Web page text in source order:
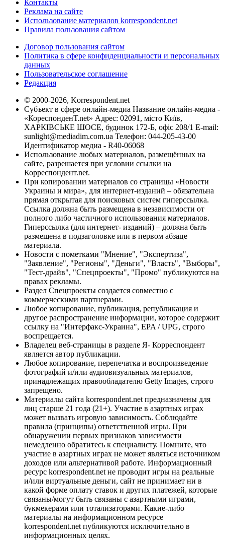
Контакты
Реклама на сайте
Использование материалов korrespondent.net
Правила пользования сайтом
Договор пользования сайтом
Политика в сфере конфиденциальности и персональных
данных
Пользовательское соглашение
Редакция
© 2000-2026, Korrespondent.net
Субъект в сфере онлайн-медиа Название онлайн-медиа -
«КореспонденТ.net» Адрес: 02091, місто Київ,
ХАРКІВСЬКЕ ШОСЕ, будинок 172-Б, офіс 208/1 E-mail:
sunlight@mediadim.com.ua Телефон: 044-205-43-00
Идентификатор медиа - R40-06068
Использование любых материалов, размещённых на
сайте, разрешается при условии ссылки на
Корреспондент.net.
При копировании материалов со страницы «Новости
Украины и мира», для интернет-изданий – обязательна
прямая открытая для поисковых систем гиперссылка.
Ссылка должна быть размещена в независимости от
полного либо частичного использования материалов.
Гиперссылка (для интернет- изданий) – должна быть
размещена в подзаголовке или в первом абзаце
материала.
Новости с пометками "Мнение", "Экспертиза",
"Заявление", "Регионы", "Деньги", "Власть", "Выборы",
"Тест-драйв", "Спецпроекты", "Промо" публикуются на
правах рекламы.
Раздел Спецпроекты создается совместно с
коммерческими партнерами.
Любое копирование, публикация, републикация и
другое распространение информации, которое содержит
ссылку на "Интерфакс-Украина", EPA / UPG, строго
воспрещается.
Владелец веб-страницы в разделе Я- Корреспондент
является автор публикации.
Любое копирование, перепечатка и воспроизведение
фотографий и/или аудиовизуальных материалов,
принадлежащих правообладателю Getty Images, строго
запрещено.
Материалы сайта korrespondent.net предназначены для
лиц старше 21 года (21+). Участие в азартных играх
может вызвать игровую зависимость. Соблюдайте
правила (принципы) ответственной игры. При
обнаружении первых признаков зависимости
немедленно обратитесь к специалисту. Помните, что
участие в азартных играх не может являться источником
доходов или альтернативой работе. Информационный
ресурс korrespondent.net не проводит игры на реальные
и/или виртуальные деньги, сайт не принимает ни в
какой форме оплату ставок и других платежей, которые
связаны/могут быть связаны с азартными играми,
букмекерами или тотализаторами. Какие-либо
материалы на информационном ресурсе
korrespondent.net публикуются исключительно в
информационных целях.